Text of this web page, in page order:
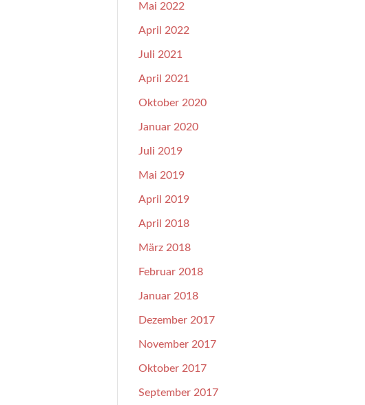
Mai 2022
April 2022
Juli 2021
April 2021
Oktober 2020
Januar 2020
Juli 2019
Mai 2019
April 2019
April 2018
März 2018
Februar 2018
Januar 2018
Dezember 2017
November 2017
Oktober 2017
September 2017